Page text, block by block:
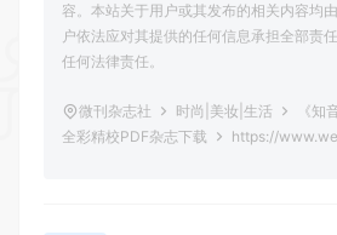
容。本站关于用户或其发布的相关内容均
户依法应对其提供的任何信息承担全部责
任何法律责任。
微刊杂志社 时尚|美妆|生活
《知
全彩精校PDF杂志下载
https://